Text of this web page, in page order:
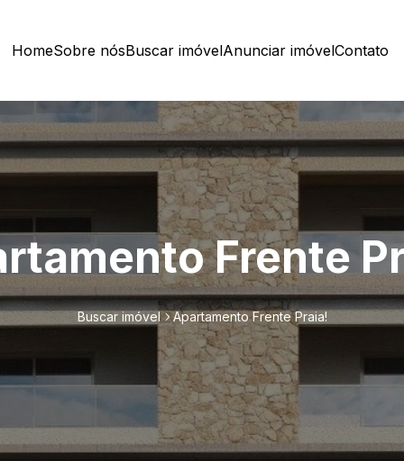
HomeSobre nósBuscar imóvelAnunciar imóvelContato
Frente
Buscar imóvel Apartamento Frente Praia!